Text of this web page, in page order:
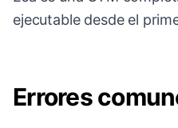
ejecutable desde el
Errores